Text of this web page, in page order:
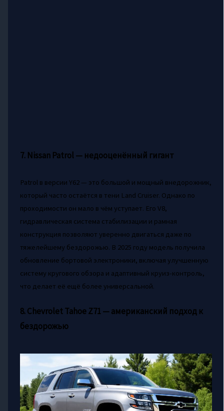
7. Nissan Patrol — недооценённый гигант
Patrol в версии Y62 — это большой и мощный внедорожник,
который часто остаётся в тени Land Cruiser. Однако по
проходимости он мало в чём уступает. Его V8,
гидравлическая система стабилизации и рамная
конструкция позволяют уверенно двигаться даже по
тяжелейшему бездорожью. В 2025 году модель получила
обновление бортовой электроники, включая улучшенную
систему кругового обзора и адаптивный круиз-контроль,
что делает её ещё более универсальной.
8. Chevrolet Tahoe Z71 — американский подход к
бездорожью